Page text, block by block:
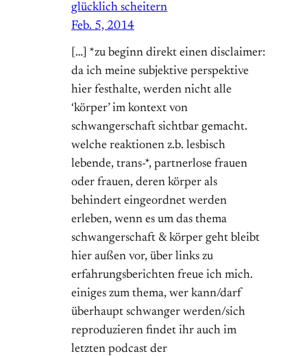
glücklich scheitern
Feb. 5, 2014
[…] *zu beginn direkt einen disclaimer:
da ich meine subjektive perspektive
hier festhalte, werden nicht alle
‘körper’ im kontext von
schwangerschaft sichtbar gemacht.
welche reaktionen z.b. lesbisch
lebende, trans-*, partnerlose frauen
oder frauen, deren körper als
behindert eingeordnet werden
erleben, wenn es um das thema
schwangerschaft & körper geht bleibt
hier außen vor, über links zu
erfahrungsberichten freue ich mich.
einiges zum thema, wer kann/darf
überhaupt schwanger werden/sich
reproduzieren findet ihr auch im
letzten podcast der